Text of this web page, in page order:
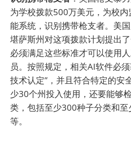
为学校拨款500万美元，为校
能系统，识别携带枪支者。美
堪萨斯州对这项拨款计划提出
必须满足这些标准才可以使用
员。按照规定，相关AI软件必
技术认定”，并且符合特定的安
少30个州投入使用，还要能够
类，包括至少300种子分类和
等。